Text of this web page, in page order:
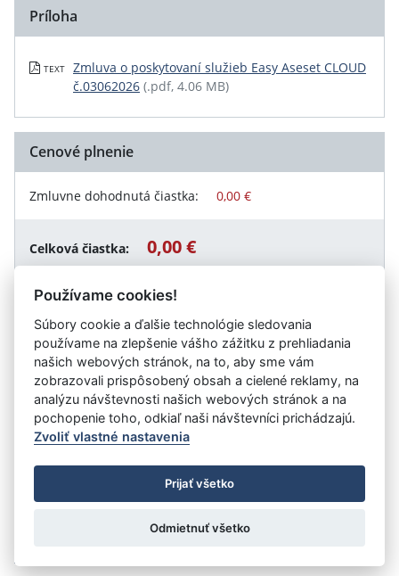
Príloha
TEXT
Zmluva o poskytovaní služieb Easy Aseset CLOUD
č.03062026 (.pdf, 4.06 MB)
Cenové plnenie
Zmluvne dohodnutá čiastka: 0,00 €
Celková čiastka: 0,00 €
Návrat späť
Vystavil:Materská škola, Malinovského 874, Krupina
Úrad vlády SR
- Všetky práva vyhradené
Prehlásenie o prístupnosti
Zmluvy do 31.12.2010
Nastavenia cookies
: Aglo Solutions
Používame cookies!
Súbory cookie a ďalšie technológie sledovania
používame na zlepšenie vášho zážitku z prehliadania
našich webových stránok, na to, aby sme vám
zobrazovali prispôsobený obsah a cielené reklamy, na
analýzu návštevnosti našich webových stránok a na
pochopenie toho, odkiaľ naši návštevníci prichádzajú.
Zvoliť vlastné nastavenia
Prijať všetko
Odmietnuť všetko